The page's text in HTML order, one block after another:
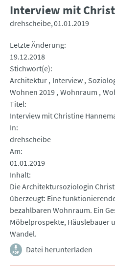
Interview mit
drehscheibe 01.01.2019
Letzte Änderung
19.12.2018
Stichwort(e)
Architektur Interview
Wohnen 2019 Wohnraum
Titel
Interview mit Christine
In
drehscheibe
Am
01.01.2019
Inhalt
Die Architektursoziologin
überzeugt: Eine
bezahlbaren Wohnraum. Ein
Möbelprospekte, Häuslebauer
Wandel.
Datei herunterladen